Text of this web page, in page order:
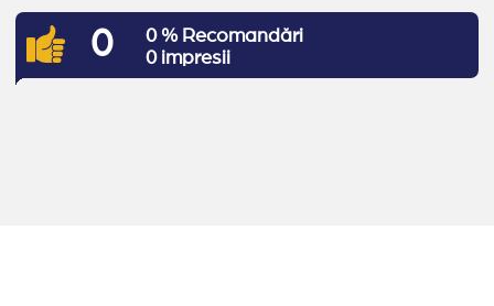
0
0 % Recomandări
0 impresii